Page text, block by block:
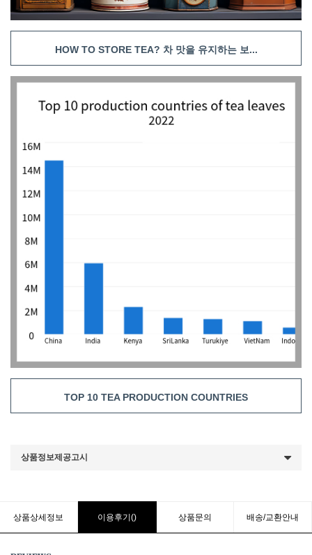
HOW TO STORE TEA? 차 맛을 유지하는 보...
TOP 10 TEA PRODUCTION COUNTRIES
상품정보제공고시
상품상세정보 이용후기() 상품문의 배송/교환안내